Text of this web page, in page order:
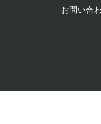
お問い合